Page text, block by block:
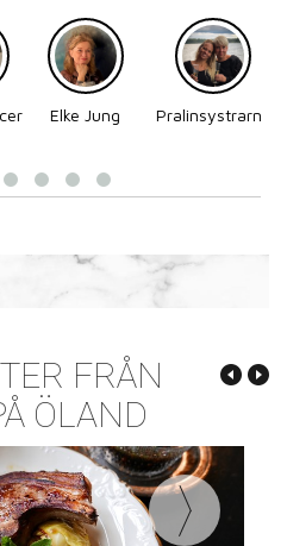
Elke Jung
Pralinsystrarna
FRÅN
ÖLAND